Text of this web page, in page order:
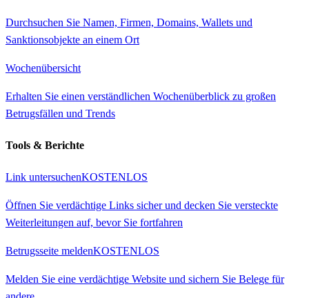
Durchsuchen Sie Namen, Firmen, Domains, Wallets und
Sanktionsobjekte an einem Ort
Wochenübersicht
Erhalten Sie einen verständlichen Wochenüberblick zu großen
Betrugsfällen und Trends
Tools & Berichte
Link untersuchenKOSTENLOS
Öffnen Sie verdächtige Links sicher und decken Sie versteckte
Weiterleitungen auf, bevor Sie fortfahren
Betrugsseite meldenKOSTENLOS
Melden Sie eine verdächtige Website und sichern Sie Belege für